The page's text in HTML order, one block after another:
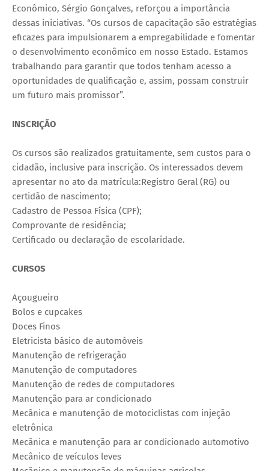
Econômico, Sérgio Gonçalves, reforçou a importância
dessas iniciativas. “Os cursos de capacitação são estratégias
eficazes para impulsionarem a empregabilidade e fomentar
o desenvolvimento econômico em nosso Estado. Estamos
trabalhando para garantir que todos tenham acesso a
oportunidades de qualificação e, assim, possam construir
um futuro mais promissor”.
INSCRIÇÃO
Os cursos são realizados gratuitamente, sem custos para o
cidadão, inclusive para inscrição. Os interessados devem
apresentar no ato da matrícula:Registro Geral (RG) ou
certidão de nascimento;
Cadastro de Pessoa Física (CPF);
Comprovante de residência;
Certificado ou declaração de escolaridade.
CURSOS
Açougueiro
Bolos e cupcakes
Doces Finos
Eletricista básico de automóveis
Manutenção de refrigeração
Manutenção de computadores
Manutenção de redes de computadores
Manutenção para ar condicionado
Mecânica e manutenção de motociclistas com injeção
eletrônica
Mecânica e manutenção para ar condicionado automotivo
Mecânico de veículos leves